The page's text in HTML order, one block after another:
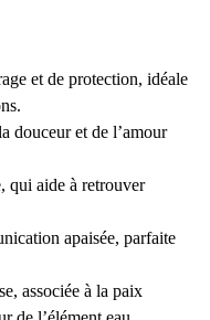
et de protection, idéale
douceur et de l’amour
qui aide à retrouver
apaisée, parfaite
associée à la paix